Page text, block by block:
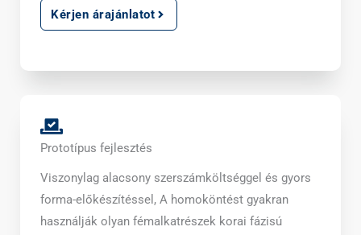
Kérjen árajánlatot
Prototípus fejlesztés
Viszonylag alacsony szerszámköltséggel és gyors
forma-előkészítéssel, A homoköntést gyakran
használják olyan fémalkatrészek korai fázisú